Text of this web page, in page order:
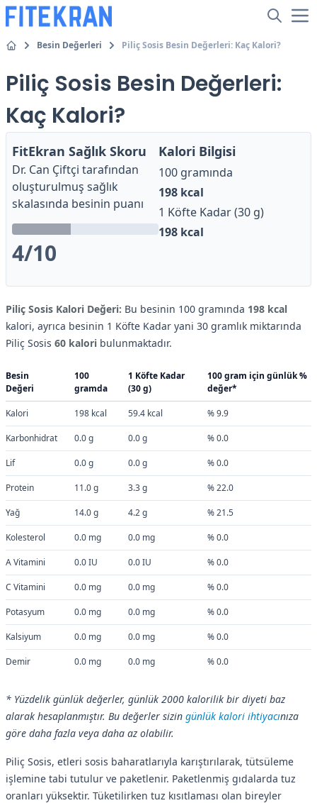
Besin Değerleri Piliç Sosis Besin Değerleri: Kaç Kalori?
Piliç Sosis Besin Değerleri:
Kaç Kalori?
FitEkran Sağlık Skoru
Dr. Can Çiftçi tarafından
oluşturulmuş sağlık
skalasında besinin puanı
4/10
Kalori Bilgisi
100 gramında
198 kcal
1 Köfte Kadar (30 g)
198 kcal
Piliç Sosis Kalori Değeri: Bu besinin 100 gramında 198 kcal
kalori, ayrıca besinin 1 Köfte Kadar yani 30 gramlık miktarında
Piliç Sosis 60 kalori bulunmaktadır.
Besin
Değeri
100
gramda
1 Köfte Kadar
(30 g)
100 gram için günlük %
değer*
Kalori 198 kcal 59.4 kcal % 9.9
Karbonhidrat 0.0 g 0.0 g % 0.0
Lif 0.0 g 0.0 g % 0.0
Protein 11.0 g 3.3 g % 22.0
Yağ 14.0 g 4.2 g % 21.5
Kolesterol 0.0 mg 0.0 mg % 0.0
A Vitamini 0.0 IU 0.0 IU % 0.0
C Vitamini 0.0 mg 0.0 mg % 0.0
Potasyum 0.0 mg 0.0 mg % 0.0
Kalsiyum 0.0 mg 0.0 mg % 0.0
Demir 0.0 mg 0.0 mg % 0.0
* Yüzdelik günlük değerler, günlük 2000 kalorilik bir diyeti baz
alarak hesaplanmıştır. Bu değerler sizin günlük kalori ihtiyacınıza
göre daha fazla veya daha az olabilir.
Piliç Sosis, etleri sosis baharatlarıyla karıştırılarak, tütsüleme
işlemine tabi tutulur ve paketlenir. Paketlenmiş gıdalarda tuz
oranları yüksektir. Tüketilirken tuz kısıtlaması olan bireyler